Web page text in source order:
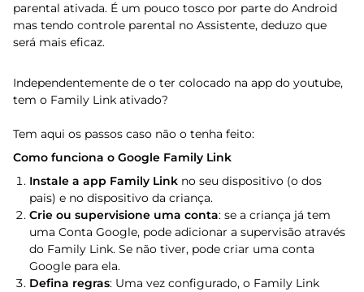
parental ativada. É um pouco tosco por parte do Android
mas tendo controle parental no Assistente, deduzo que
será mais eficaz.
Independentemente de o ter colocado na app do youtube,
tem o Family Link ativado?
Tem aqui os passos caso não o tenha feito:
Como funciona o Google Family Link
Instale a app Family Link no seu dispositivo (o dos
pais) e no dispositivo da criança.
Crie ou supervisione uma conta: se a criança já tem
uma Conta Google, pode adicionar a supervisão através
do Family Link. Se não tiver, pode criar uma conta
Google para ela.
Defina regras: Uma vez configurado, o Family Link